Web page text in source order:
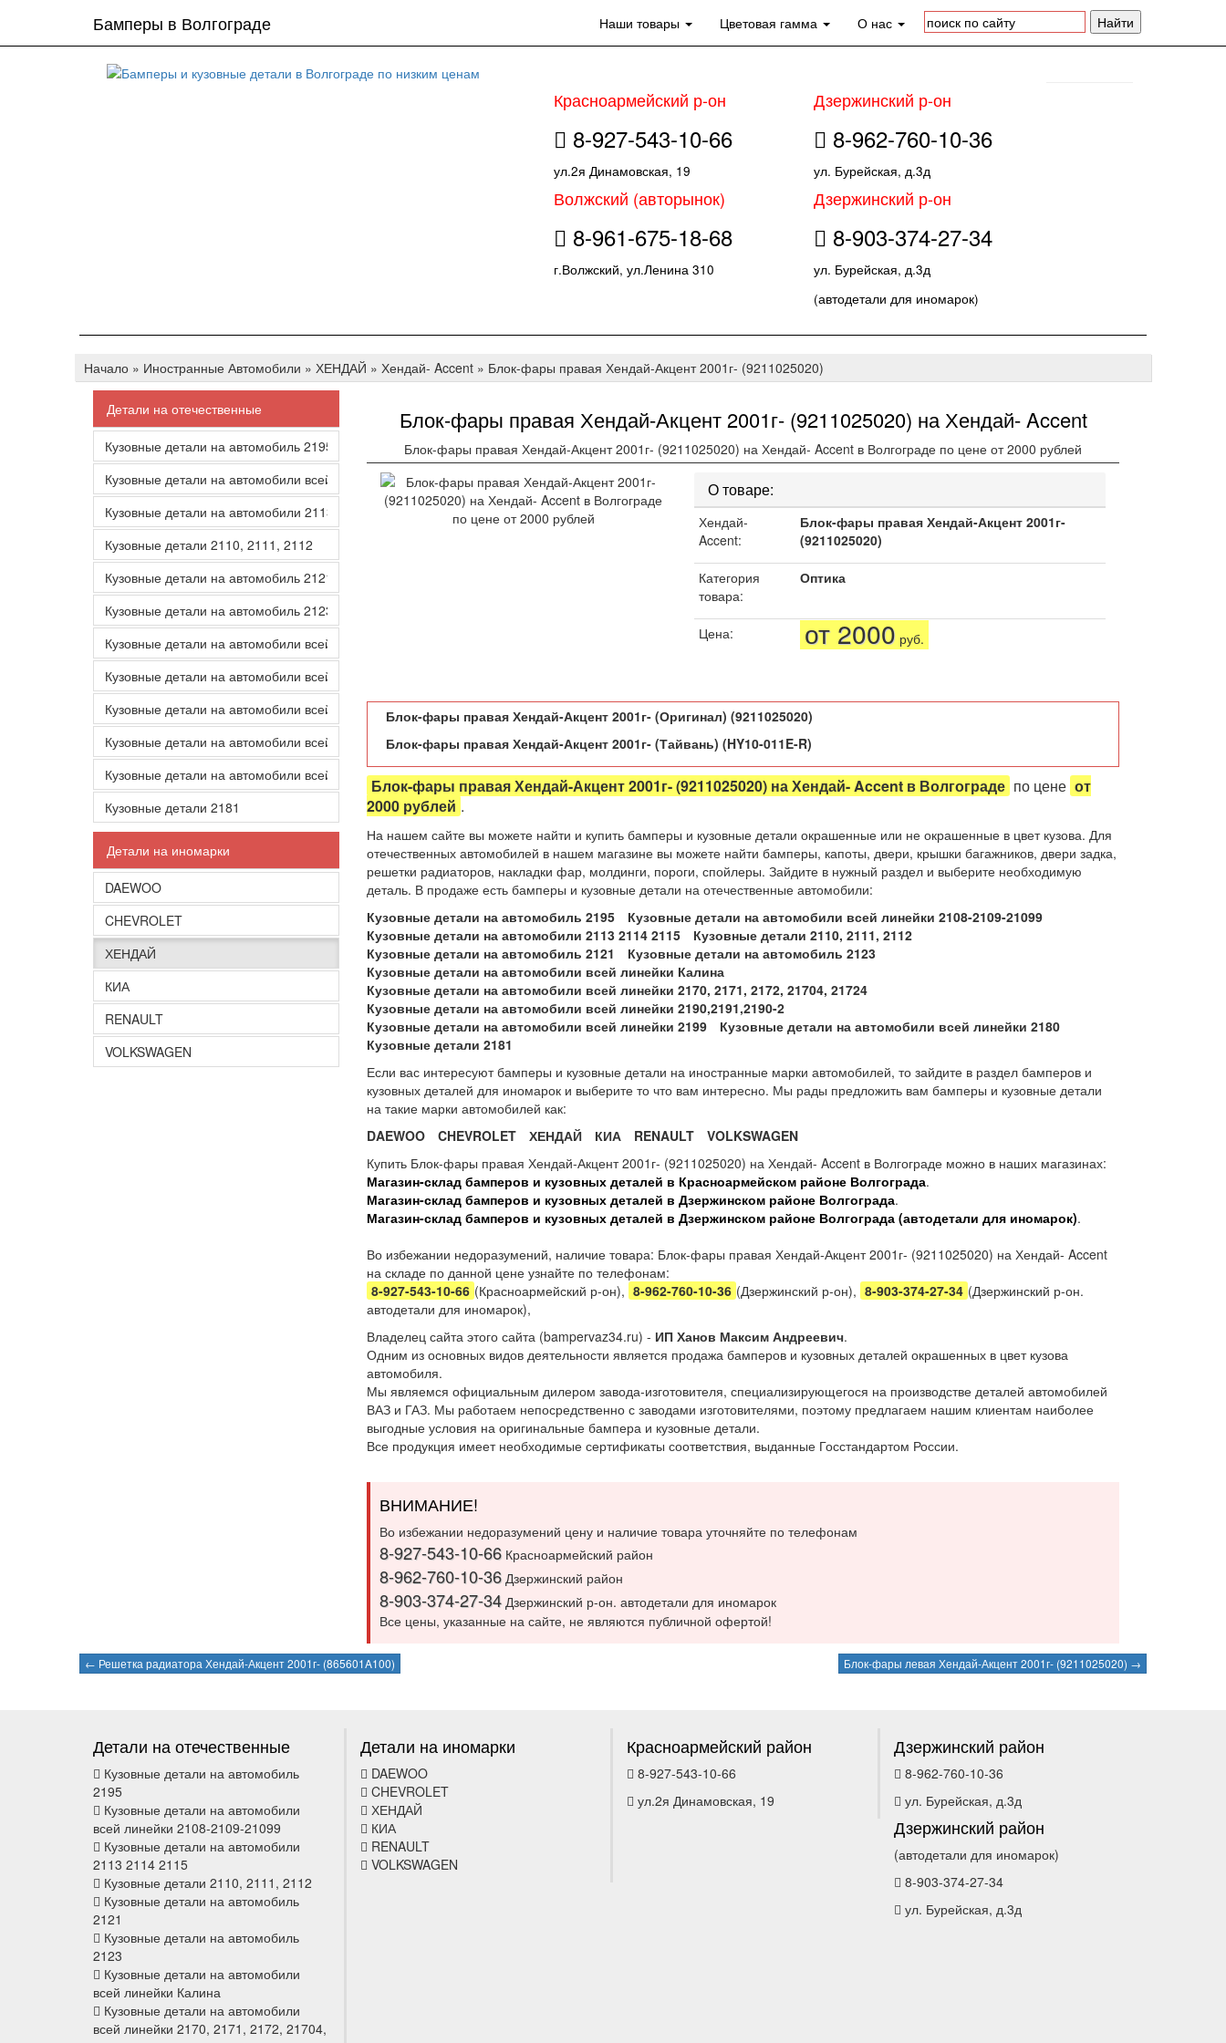
Бамперы в Волгограде Наши товары Цветовая гамма О нас
Красноармейский р-он
8-927-543-10-66
ул.2я Динамовская, 19
Волжский (авторынок)
8-961-675-18-68
г.Волжский, ул.Ленина 310
Дзержинский р-он
8-962-760-10-36
ул. Бурейская, д.3д
Дзержинский р-он
8-903-374-27-34
ул. Бурейская, д.3д
(автодетали для иномарок)
Начало » Иностранные Автомобили » ХЕНДАЙ » Хендай- Accent » Блок-фары правая Хендай-Акцент 2001г- (9211025020)
Детали на отечественные
Кузовные детали на автомобиль 2195
Кузовные детали на автомобили всей линейки 2108-2109-21099
Кузовные детали на автомобили 2113 2114 2115
Кузовные детали 2110, 2111, 2112
Кузовные детали на автомобиль 2121
Кузовные детали на автомобиль 2123
Кузовные детали на автомобили всей линейки Калина
Кузовные детали на автомобили всей линейки 2170, 2171, 2172, 21704, 21724
Кузовные детали на автомобили всей линейки 2190,2191,2190-2
Кузовные детали на автомобили всей линейки 2199
Кузовные детали на автомобили всей линейки 2180
Кузовные детали 2181
Детали на иномарки
DAEWOO
CHEVROLET
ХЕНДАЙ
КИА
RENAULT
VOLKSWAGEN
Блок-фары правая Хендай-Акцент 2001г- (9211025020) на Хендай- Accent
Блок-фары правая Хендай-Акцент 2001г- (9211025020) на Хендай- Accent в Волгограде по цене от 2000 рублей
О товаре:
Хендай-
Accent:
Блок-фары правая Хендай-Акцент 2001г-
(9211025020)
Категория
товара:
Оптика
Цена: от 2000 руб.
Блок-фары правая Хендай-Акцент 2001г- (Оригинал) (9211025020)
Блок-фары правая Хендай-Акцент 2001г- (Тайвань) (HY10-011E-R)
Блок-фары правая Хендай-Акцент 2001г- (9211025020) на Хендай- Accent в Волгограде по цене от
2000 рублей .
На нашем сайте вы можете найти и купить бамперы и кузовные детали окрашенные или не окрашенные в цвет кузова. Для
отечественных автомобилей в нашем магазине вы можете найти бамперы, капоты, двери, крышки багажников, двери задка,
решетки радиаторов, накладки фар, молдинги, пороги, спойлеры. Зайдите в нужный раздел и выберите необходимую
деталь. В продаже есть бамперы и кузовные детали на отечественные автомобили:
Кузовные детали на автомобиль 2195
Кузовные детали на автомобили всей линейки 2108-2109-21099
Кузовные детали на автомобили 2113 2114 2115
Кузовные детали 2110, 2111, 2112
Кузовные детали на автомобиль 2121
Кузовные детали на автомобиль 2123
Кузовные детали на автомобили всей линейки Калина
Кузовные детали на автомобили всей линейки 2170, 2171, 2172, 21704, 21724
Кузовные детали на автомобили всей линейки 2190,2191,2190-2
Кузовные детали на автомобили всей линейки 2199
Кузовные детали на автомобили всей линейки 2180
Кузовные детали 2181
Если вас интересуют бамперы и кузовные детали на иностранные марки автомобилей, то зайдите в раздел бамперов и
кузовных деталей для иномарок и выберите то что вам интересно. Мы рады предложить вам бамперы и кузовные детали
на такие марки автомобилей как:
DAEWOO
CHEVROLET ХЕНДАЙ КИА RENAULT
VOLKSWAGEN
Купить Блок-фары правая Хендай-Акцент 2001г- (9211025020) на Хендай- Accent в Волгограде можно в наших магазинах:
Магазин-склад бамперов и кузовных деталей в Красноармейском районе Волгограда.
Магазин-склад бамперов и кузовных деталей в Дзержинском районе Волгограда.
Магазин-склад бамперов и кузовных деталей в Дзержинском районе Волгограда (автодетали для иномарок).
Во избежании недоразумений, наличие товара: Блок-фары правая Хендай-Акцент 2001г- (9211025020) на Хендай- Accent
на складе по данной цене узнайте по телефонам:
8-927-543-10-66 (Красноармейский р-он), 8-962-760-10-36 (Дзержинский р-он), 8-903-374-27-34 (Дзержинский р-он.
автодетали для иномарок),
Владелец сайта этого сайта (bampervaz34.ru) - ИП Ханов Максим Андреевич.
Одним из основных видов деятельности является продажа бамперов и кузовных деталей окрашенных в цвет кузова
автомобиля.
Мы являемся официальным дилером завода-изготовителя, специализирующегося на производстве деталей автомобилей
ВАЗ и ГАЗ. Мы работаем непосредственно с заводами изготовителями, поэтому предлагаем нашим клиентам наиболее
выгодные условия на оригинальные бампера и кузовные детали.
Все продукция имеет необходимые сертификаты соответствия, выданные Госстандартом России.
ВНИМАНИЕ!
Во избежании недоразумений цену и наличие товара уточняйте по телефонам
8-927-543-10-66 Красноармейский район
8-962-760-10-36 Дзержинский район
8-903-374-27-34 Дзержинский р-он. автодетали для иномарок
Все цены, указанные на сайте, не являются публичной офертой!
← Решетка радиатора Хендай-Акцент 2001г- (865601A100) Блок-фары левая Хендай-Акцент 2001г- (9211025020) →
Детали на отечественные
Кузовные детали на автомобиль
2195
Кузовные детали на автомобили
всей линейки 2108-2109-21099
Кузовные детали на автомобили
2113 2114 2115
Кузовные детали 2110, 2111, 2112
Кузовные детали на автомобиль
2121
Кузовные детали на автомобиль
2123
Кузовные детали на автомобили
всей линейки Калина
Кузовные детали на автомобили
всей линейки 2170, 2171, 2172, 21704,
Детали на иномарки
DAEWOO
CHEVROLET
ХЕНДАЙ
КИА
RENAULT
VOLKSWAGEN
Красноармейский район
8-927-543-10-66
ул.2я Динамовская, 19
Дзержинский район
8-962-760-10-36
ул. Бурейская, д.3д
Дзержинский район
(автодетали для иномарок)
8-903-374-27-34
ул. Бурейская, д.3д